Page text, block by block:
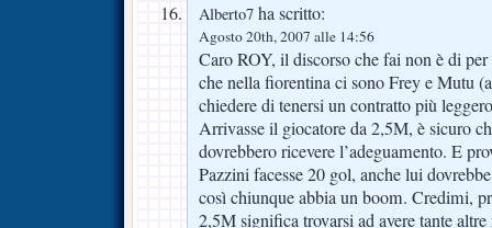
Alberto7 ha scritto:
Agosto 20th, 2007 alle 14:56
Caro ROY, il discorso che fai non è di
che nella fiorentina ci sono Frey e Mutu
chiedere di tenersi un contratto più
Arrivasse il giocatore da 2,5M, è sicuro
dovrebbero ricevere l’adeguamento. E
Pazzini facesse 20 gol, anche lui
così chiunque abbia un boom. Credimi,
2,5M significa trovarsi ad avere tante